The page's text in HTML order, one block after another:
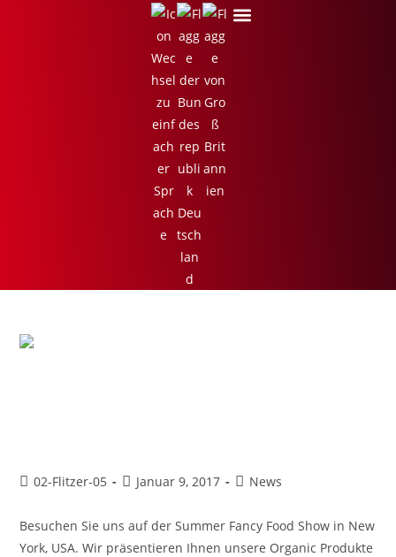
02-Flitzer-05 Januar 9, 2017 News
Besuchen Sie uns auf der Summer Fancy Food Show in New
York, USA. Wir präsentieren Ihnen unsere Organic Produkte